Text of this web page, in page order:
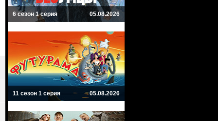
6 сезон 1 серия 05.08.2026
11 сезон 1 серия 05.08.2026